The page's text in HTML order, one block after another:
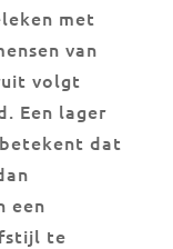
met
van
volgt
Een lager
dat
een
te